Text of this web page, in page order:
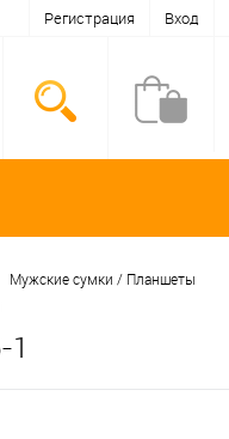
Регистрация Вход
Мужские сумки / Планшеты
1